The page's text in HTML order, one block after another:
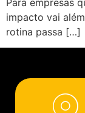
impacto vai
rotina passa […]